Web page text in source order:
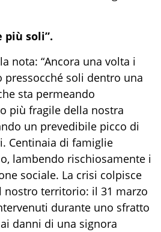
più soli”.
nota: “Ancora una volta i
soli dentro una
sta permeando
più fragile della nostra
un prevedibile picco di
Centinaia di famiglie
lambendo rischiosamente i
sociale. La crisi colpisce
nostro territorio: il 31 marzo
durante uno sfratto
danni di una signora